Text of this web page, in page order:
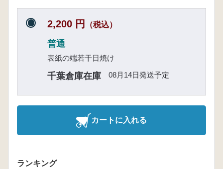
2,200 円 （税込）
普通
表紙の端若干日焼け
千葉倉庫在庫 08月14日発送予定
カートに入れる
ランキング